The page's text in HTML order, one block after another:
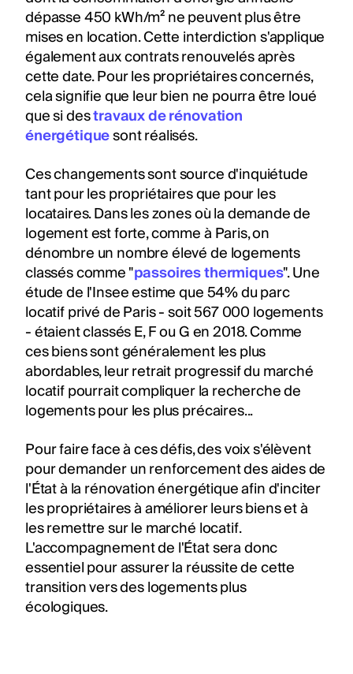
dépasse 450 kWh/m² ne peuvent plus être
mises en location. Cette interdiction s'applique
également aux contrats renouvelés après
cette date. Pour les propriétaires concernés,
cela signifie que leur bien ne pourra être loué
que si destravaux de rénovation
énergétiquesont réalisés.
Ces changements sont source d'inquiétude
tant pour les propriétaires que pour les
locataires. Dans les zones où la demande de
logement est forte, comme à Paris, on
dénombre un nombre élevé de logements
classés comme "passoires thermiques". Une
étude de l'Insee estime que 54% du parc
locatif privé de Paris - soit 567 000 logements
- étaient classés E, F ou G en 2018. Comme
ces biens sont généralement les plus
abordables, leur retrait progressif du marché
locatif pourrait compliquer la recherche de
logements pour les plus précaires...
Pour faire face à ces défis, des voix s'élèvent
pour demander un renforcement des aides de
l'État à la rénovation énergétique afin d'inciter
les propriétaires à améliorer leurs biens et à
les remettre sur le marché locatif.
L'accompagnement de l'État sera donc
essentiel pour assurer la réussite de cette
transition vers des logements plus
écologiques.